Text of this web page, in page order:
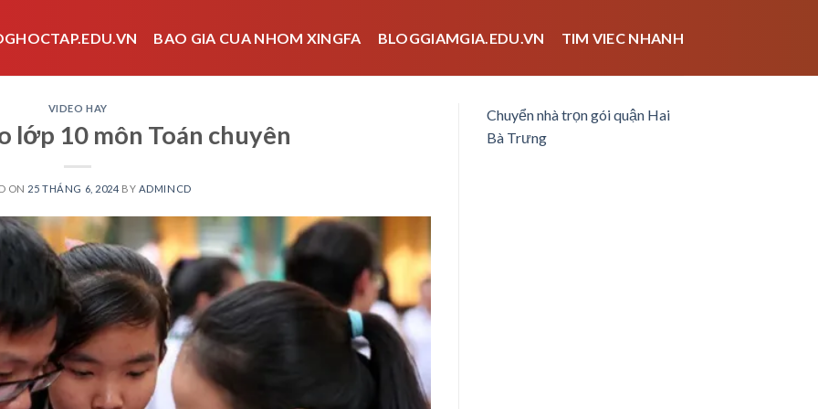
BAO GIA CUA NHOM XINGFA BLOGGIAMGIA.EDU.VN TIM VIEC NHANH
VIDEO HAY
lớp 10 môn Toán chuyên
ON 25 THÁNG 6, 2024 BY ADMINCD
Chuyển nhà trọn gói quận Hai
Bà Trưng